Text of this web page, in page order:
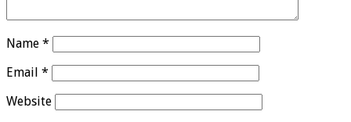
Name *
Email *
Website